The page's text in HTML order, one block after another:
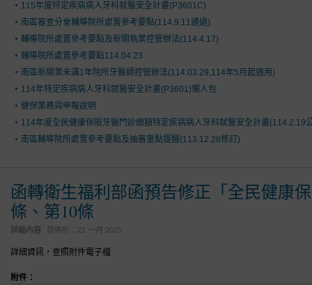
115年度特定疾病病人牙科就醫安全計畫(P3601C)
南區審查分會輔導院所處置參考要點(114.9.11通過).
輔導院所處置參考要點及新開執業控管辦法(114.4.17)
輔導院所處置參考要點114.04.23
南區新開業未滿1年院所牙醫師控管辦法(114.03.29,114年5月起適用)
114年特定疾病病人牙科就醫安全計畫(P3601)懶人包
健保業務與申報說明
114年度全民健康保險牙醫門診總額特定疾病病人牙科就醫安全計畫(114.2.19
南區輔導院所處置參考要點及抽審重點提醒(113.12.28修訂)
函轉衛生福利部函預告修正「全民健康
條、第10條
詳細內容 發佈於： 22 一月 2025
詳細資訊，查照附件電子檔
附件：